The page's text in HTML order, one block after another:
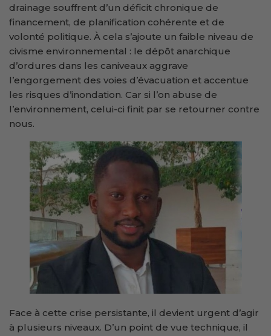
drainage souffrent d’un déficit chronique de
financement, de planification cohérente et de
volonté politique. À cela s’ajoute un faible niveau de
civisme environnemental : le dépôt anarchique
d’ordures dans les caniveaux aggrave
l’engorgement des voies d’évacuation et accentue
les risques d’inondation. Car si l’on abuse de
l’environnement, celui-ci finit par se retourner contre
nous.
Face à cette crise persistante, il devient urgent d’agir
à plusieurs niveaux. D’un point de vue technique, il